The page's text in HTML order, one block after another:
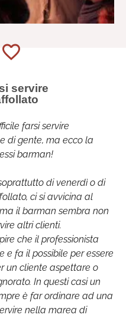
servire
farsi servire
di gente, ma ecco la
barman!
di venerdì o di
ci si avvicina al
il barman sembra non
altri clienti.
che il professionista
e fa il possibile per essere
un cliente aspettare o
In questi casi un
è far ordinare ad una
nella marea di